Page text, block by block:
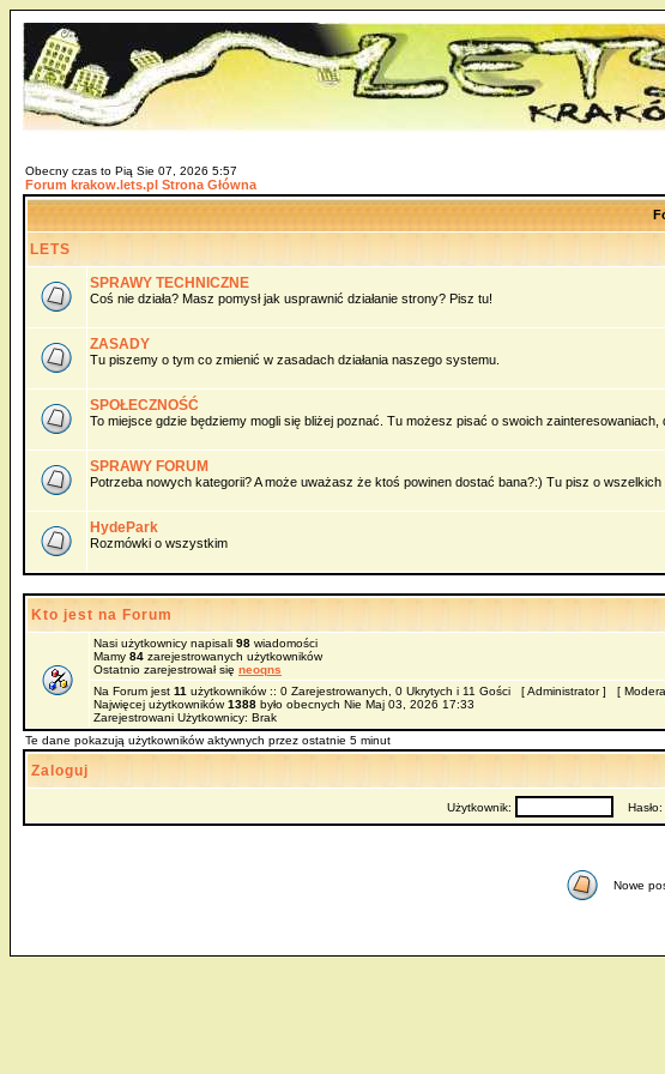
Obecny czas to Pią Sie 07, 2026 5:57
Forum krakow.lets.pl Strona Główna
LETS
SPRAWY TECHNICZNE
Coś nie działa? Masz pomysł jak usprawnić działanie strony? Pisz tu!
ZASADY
Tu piszemy o tym co zmienić w zasadach działania naszego systemu.
SPOŁECZNOŚĆ
To miejsce gdzie będziemy mogli się bliżej poznać. Tu możesz pisać o swoich zainteresowaniach,
SPRAWY FORUM
Potrzeba nowych kategorii? A może uważasz że ktoś powinen dostać bana?:) Tu pisz o
HydePark
Rozmówki o wszystkim
Kto jest na Forum
Nasi użytkownicy napisali 98 wiadomości
Mamy 84 zarejestrowanych użytkowników
Ostatnio zarejestrował się neoqns
Na Forum jest 11 użytkowników :: 0 Zarejestrowanych, 0 Ukrytych i 11 Gości [Administrator] [
Najwięcej użytkowników1388 było obecnych Nie Maj 03, 2026 17:33
Zarejestrowani Użytkownicy: Brak
Te dane pokazują użytkowników aktywnych przez ostatnie 5 minut
Zaloguj
Użytkownik: Hasło:
Nowe